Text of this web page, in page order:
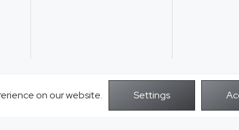
Copyright © 2026Gioielli Jusnova - Tutti i diritti riservati.
on our website.